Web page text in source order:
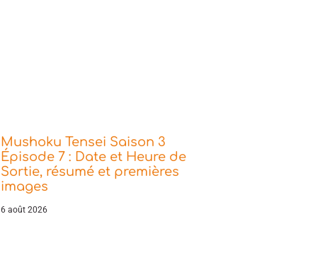
Mushoku Tensei Saison 3
Épisode 7 : Date et Heure de
Sortie, résumé et premières
images
6 août 2026